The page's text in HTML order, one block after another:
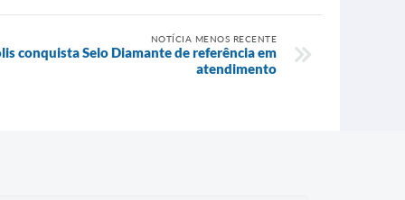
NOTÍCIA MENOS RECENTE
conquista Selo Diamante de referência em
atendimento